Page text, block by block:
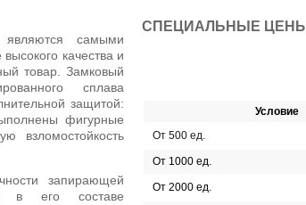
СПЕЦИАЛЬНЫЕ ЦЕНЫ
Условие
От 500 ед.
От 1000 ед.
От 2000 ед.
самыми
качества и
товар. Замковый
сплава
защитой:
фигурные
взломостойкость
запирающей
в его составе